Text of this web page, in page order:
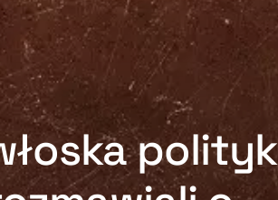
polityk